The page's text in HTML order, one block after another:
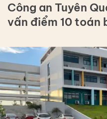
Công an Tuyên
vấn điểm 10 toán